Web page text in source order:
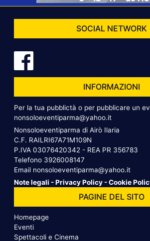
SOCIAL NETWORK
INFORMAZIONI
Per la tua pubblictà o per pubblicare un
nonsoloeventiparma@yahoo.it
Nonsoloeventiparma di Airò Ilaria
C.F. RAILRI67A71M109N
P.IVA 03076420342 - REA PR 356783
Telefono 3926008147
Email nonsoloeventiparma@yahoo.it
Note legali -Privacy Policy -Cookie
PAGINE DEL SITO
Homepage
Eventi
Spettacoli e Cinema